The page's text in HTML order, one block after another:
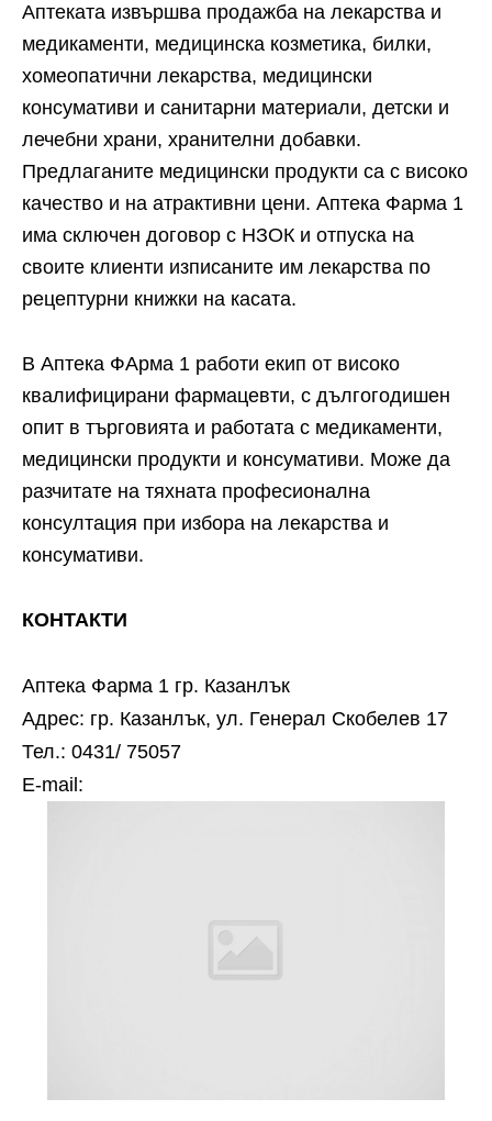
Аптеката извършва продажба на лекарства и
медикаменти, медицинска козметика, билки,
хомеопатични лекарства, медицински
консумативи и санитарни материали, детски и
лечебни храни, хранителни добавки.
Предлаганите медицински продукти са с високо
качество и на атрактивни цени. Аптека Фарма 1
има сключен договор с НЗОК и отпуска на
своите клиенти изписаните им лекарства по
рецептурни книжки на касата.
В Аптека ФАрма 1 работи екип от високо
квалифицирани фармацевти, с дългогодишен
опит в търговията и работата с медикаменти,
медицински продукти и консумативи. Може да
разчитате на тяхната професионална
консултация при избора на лекарства и
консумативи.
КОНТАКТИ
Аптека Фарма 1 гр. Казанлък
Адрес: гр. Казанлък, ул. Генерал Скобелев 17
Тел.: 0431/ 75057
Е-mail: